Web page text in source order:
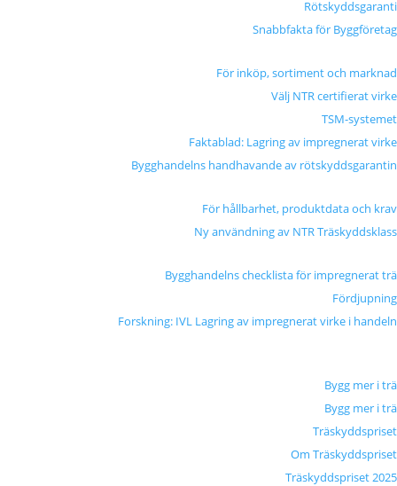
Rötskyddsgaranti
Snabbfakta för Byggföretag
För inköp, sortiment och marknad
Välj NTR certifierat virke
TSM-systemet
Faktablad: Lagring av impregnerat virke
Bygghandelns handhavande av rötskyddsgarantin
För hållbarhet, produktdata och krav
Ny användning av NTR Träskyddsklass
Bygghandelns checklista för impregnerat trä
Fördjupning
Forskning: IVL Lagring av impregnerat virke i handeln
Bygg mer i trä
Bygg mer i trä
Träskyddspriset
Om Träskyddspriset
Träskyddspriset 2025